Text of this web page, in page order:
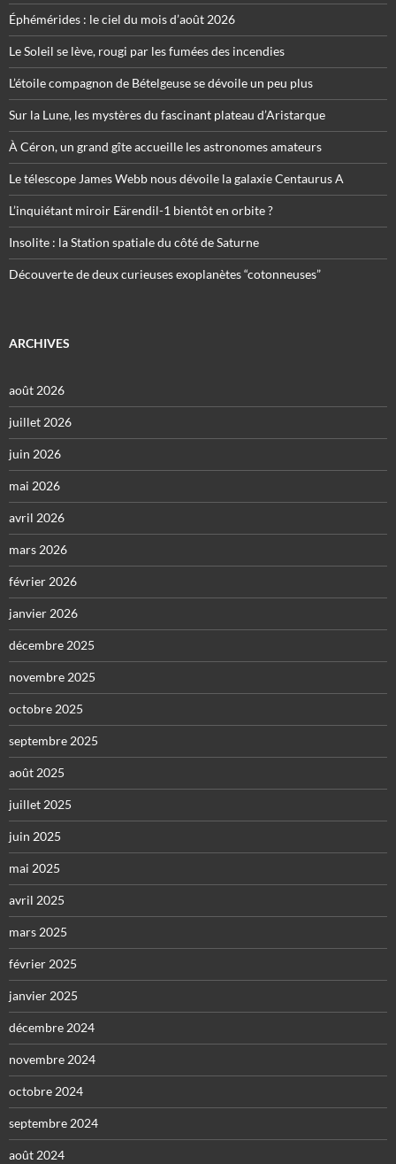
Éphémérides : le ciel du mois d’août 2026
Le Soleil se lève, rougi par les fumées des incendies
L’étoile compagnon de Bételgeuse se dévoile un peu plus
Sur la Lune, les mystères du fascinant plateau d’Aristarque
À Céron, un grand gîte accueille les astronomes amateurs
Le télescope James Webb nous dévoile la galaxie Centaurus A
L’inquiétant miroir Eärendil-1 bientôt en orbite ?
Insolite : la Station spatiale du côté de Saturne
Découverte de deux curieuses exoplanètes “cotonneuses”
ARCHIVES
août 2026
juillet 2026
juin 2026
mai 2026
avril 2026
mars 2026
février 2026
janvier 2026
décembre 2025
novembre 2025
octobre 2025
septembre 2025
août 2025
juillet 2025
juin 2025
mai 2025
avril 2025
mars 2025
février 2025
janvier 2025
décembre 2024
novembre 2024
octobre 2024
septembre 2024
août 2024